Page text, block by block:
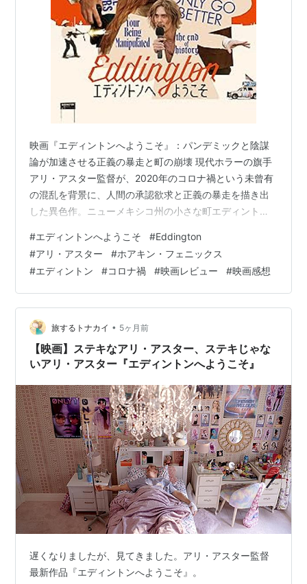
映画『エディントンへようこそ』：パンデミックと陰謀
論が加速させる正義の暴走と町の崩壊 現代ホラーの旗手
アリ・アスター監督が、2020年のコロナ禍という未曾有
の混乱を背景に、人間の承認欲求と正義の暴走を描き出
した異色作。ニューメキシコ州の小さな町エディントン
御不能なカオスへと突き進む様を、ブラックユーモアと
サスペンスフルな演出で描き出します。ホアキン・フェ
ニックスをはじめとする豪華キャストが、現代アメリカ
の分断と狂気を生々しく体現しています。
#エディントンへようこそ #Eddington
#アリ・アスター #ホアキン・フェニックス
#エディントン #コロナ禍 #映画レビュー #映画感想
旅するトナカイ • 5ヶ月前
【映画】ステキなアリ・アスター、ステキじゃな
いアリ・アスター『エディントンへようこそ』
遅くなりましたが、見てきました。アリ・アスター監督
最新作品『エディントンへようこそ』。